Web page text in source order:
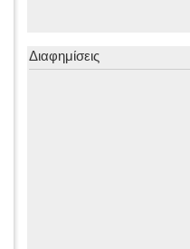
Διαφημίσεις